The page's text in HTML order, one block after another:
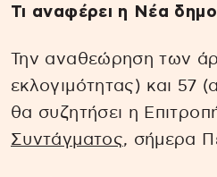
Τι αναφέρει η Νέα
Την αναθεώρηση των
εκλογιμότητας) και 57
θα συζητήσει η
Συντάγματος, σήμερα